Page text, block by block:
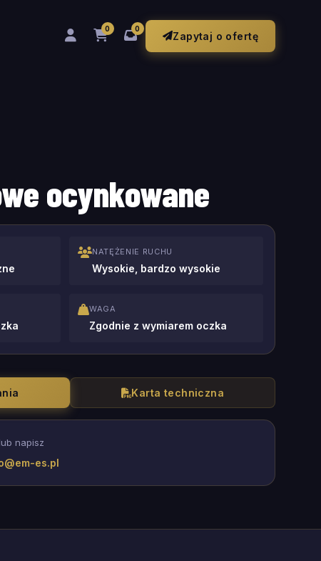
0 0
Zapytaj o ofertę
ocynkowane
NATĘŻENIE RUCHU
Wysokie, bardzo wysokie
WAGA
Zgodnie z wymiarem oczka
Karta techniczna
napisz
es.pl